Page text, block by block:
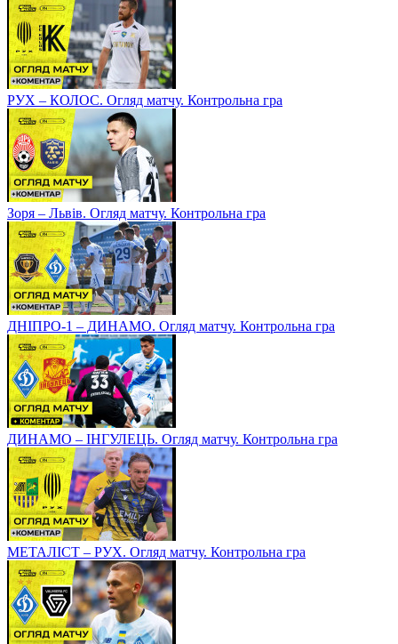
РУХ – КОЛОС. Огляд матчу. Контрольна гра
Зоря – Львів. Огляд матчу. Контрольна гра
ДНІПРО-1 – ДИНАМО. Огляд матчу. Контрольна гра
ДИНАМО – ІНГУЛЕЦЬ. Огляд матчу. Контрольна гра
МЕТАЛІСТ – РУХ. Огляд матчу. Контрольна гра